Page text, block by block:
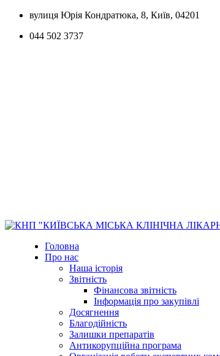
Skip
content
вулиця Юрія Кондратюка, 8, Київ, 04201
044 502 3737
Головна
Про нас
Наша історія
Звітність
Фінансова звітність
Інформація про закупівлі
Досягнення
Благодійність
Залишки препаратів
Антикорупційна програма